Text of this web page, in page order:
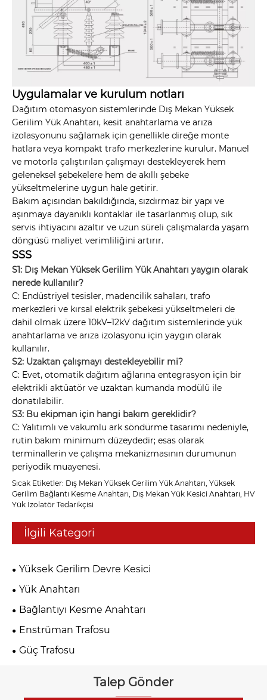
Uygulamalar ve kurulum notları
Dağıtım otomasyon sistemlerinde Dış Mekan Yüksek
Gerilim Yük Anahtarı, kesit anahtarlama ve arıza
izolasyonunu sağlamak için genellikle direğe monte
hatlara veya kompakt trafo merkezlerine kurulur. Manuel
ve motorla çalıştırılan çalışmayı destekleyerek hem
geleneksel şebekelere hem de akıllı şebeke
yükseltmelerine uygun hale getirir.
Bakım açısından bakıldığında, sızdırmaz bir yapı ve
aşınmaya dayanıklı kontaklar ile tasarlanmış olup, sık
servis ihtiyacını azaltır ve uzun süreli çalışmalarda yaşam
döngüsü maliyet verimliliğini artırır.
SSS
S1: Dış Mekan Yüksek Gerilim Yük Anahtarı yaygın olarak
nerede kullanılır?
C: Endüstriyel tesisler, madencilik sahaları, trafo
merkezleri ve kırsal elektrik şebekesi yükseltmeleri de
dahil olmak üzere 10kV–12kV dağıtım sistemlerinde yük
anahtarlama ve arıza izolasyonu için yaygın olarak
kullanılır.
S2: Uzaktan çalışmayı destekleyebilir mi?
C: Evet, otomatik dağıtım ağlarına entegrasyon için bir
elektrikli aktüatör ve uzaktan kumanda modülü ile
donatılabilir.
S3: Bu ekipman için hangi bakım gereklidir?
C: Yalıtımlı ve vakumlu ark söndürme tasarımı nedeniyle,
rutin bakım minimum düzeydedir; esas olarak
terminallerin ve çalışma mekanizmasının durumunun
periyodik muayenesi.
Sıcak Etiketler: Dış Mekan Yüksek Gerilim Yük Anahtarı, Yüksek
Gerilim Bağlantı Kesme Anahtarı, Dış Mekan Yük Kesici Anahtarı, HV
Yük İzolatör Tedarikçisi
İlgili Kategori
Yüksek Gerilim Devre Kesici
Yük Anahtarı
Bağlantıyı Kesme Anahtarı
Enstrüman Trafosu
Güç Trafosu
Talep Gönder